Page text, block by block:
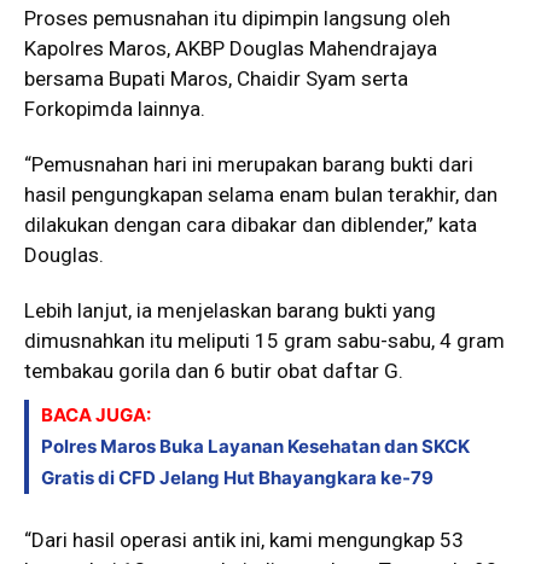
Proses pemusnahan itu dipimpin langsung oleh
Kapolres Maros, AKBP Douglas Mahendrajaya
bersama Bupati Maros, Chaidir Syam serta
Forkopimda lainnya.
“Pemusnahan hari ini merupakan barang bukti dari
hasil pengungkapan selama enam bulan terakhir, dan
dilakukan dengan cara dibakar dan diblender,” kata
Douglas.
Lebih lanjut, ia menjelaskan barang bukti yang
dimusnahkan itu meliputi 15 gram sabu-sabu, 4 gram
tembakau gorila dan 6 butir obat daftar G.
BACA JUGA:
Polres Maros Buka Layanan Kesehatan dan SKCK
Gratis di CFD Jelang Hut Bhayangkara ke-79
“Dari hasil operasi antik ini, kami mengungkap 53